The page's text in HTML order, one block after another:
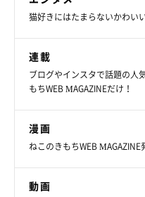
猫好きにはたまらないかわい
連載
ブログやインスタで話題の人
もちWEB MAGAZINEだけ！
漫画
ねこのきもちWEB
動画